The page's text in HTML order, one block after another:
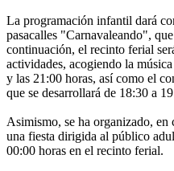
La programación infantil dará
pasacalles "Carnavaleando",
continuación, el recinto ferial
actividades, acogiendo la
y las 21:00 horas, así como el
que se desarrollará de 18:30 a
Asimismo, se ha organizado,
una fiesta dirigida al público
00:00 horas en el recinto ferial.